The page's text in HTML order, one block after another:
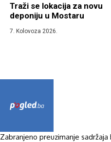
Traži se lokacija za novu
deponiju u Mostaru
7. Kolovoza 2026.
Zabranjeno preuzimanje